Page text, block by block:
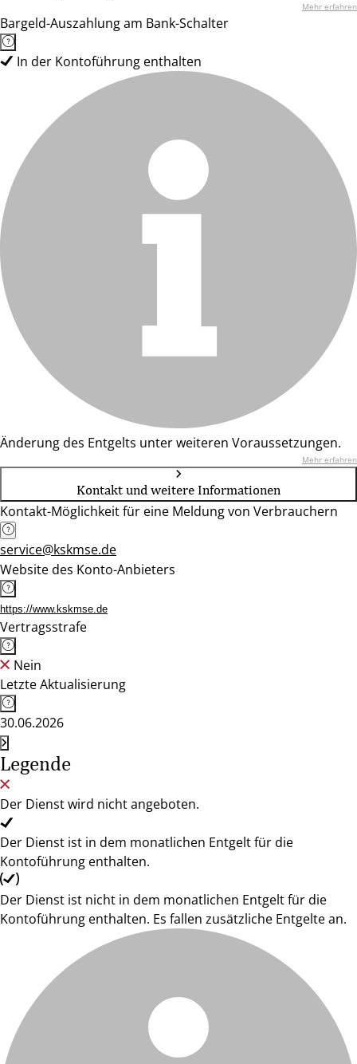
Mehr erfahren
Bargeld-Auszahlung am Bank-Schalter
In der Kontoführung enthalten
Änderung des Entgelts unter weiteren Voraussetzungen.
Mehr erfahren
Kontakt und weitere Informationen
Kontakt-Möglichkeit für eine Meldung von Verbrauchern
service@kskmse.de
Website des Konto-Anbieters
https://www.kskmse.de
Vertragsstrafe
Nein
Letzte Aktualisierung
30.06.2026
Legende
Der Dienst wird nicht angeboten.
Der Dienst ist in dem monatlichen Entgelt für die
Kontoführung enthalten.
Der Dienst ist nicht in dem monatlichen Entgelt für die
Kontoführung enthalten. Es fallen zusätzliche Entgelte an.